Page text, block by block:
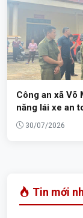
Công an xã Võ
năng lái xe an
30/07/2026
Tin mới